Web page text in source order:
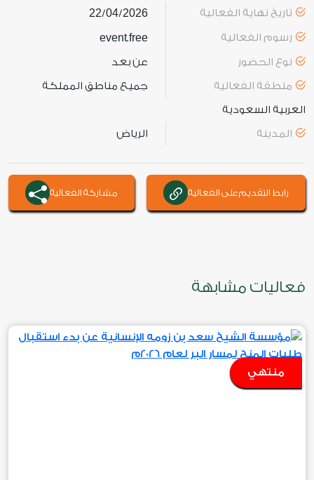
تاريخ نهاية الفعالية 22/04/2026
رسوم الفعالية event.free
نوع الحضور
عن بعد
منطقة الفعالية
جميع مناطق المملكة
العربية السعودية
المدينة
الرياض
رابط التقديم على الفعالية مشاركة الفعالية
فعاليات مشابهة
منتهي